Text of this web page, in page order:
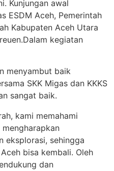
Kunjungan awal
ESDM Aceh, Pemerintah
Kabupaten Aceh Utara
kegiatan
menyambut baik
SKK Migas dan KKKS
sangat baik.
kami memahami
eksplorasi, sehingga
bisa kembali. Oleh
dan